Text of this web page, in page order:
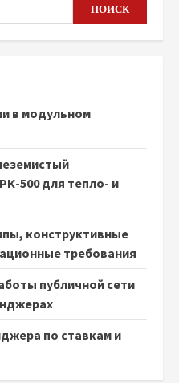
ПОИСК
в модульном
500 для тепло- и
конструктивные
требования
публичной сети
по ставкам и